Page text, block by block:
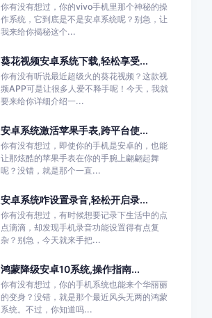
你有没有想过，你的vivo手机里那个神秘的操
作系统，它到底是不是安卓系统呢？别急，让
我来给你揭秘这个...
葵花视频安卓系统下载,轻松享受...
你有没有听说最近超级火的葵花视频？这款视
频APP可是让很多人爱不释手呢！今天，我就
要来给你详细介绍一...
安卓系统激活苹果手表,跨平台使...
你有没有想过，即使你的手机是安卓的，也能
让那炫酷的苹果手表在你的手腕上翩翩起舞
呢？没错，就是那个一直...
安卓系统咋设置录音,轻松开启录...
你有没有想过，有时候想要记录下生活中的点
点滴滴，却发现手机录音功能设置得有点复
杂？别急，今天就来手把...
鸿蒙降级安卓10系统,操作指南...
你有没有想过，你的手机系统也能来个华丽丽
的变身？没错，就是那个最近风头无两的鸿蒙
系统。不过，你知道吗...